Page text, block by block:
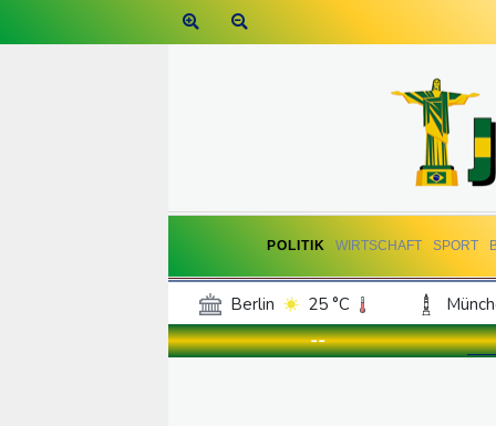
POLITIK WIRTSCHAFT SPORT
Berlin 25 °C
Frankfurt am Main
30 °C
--